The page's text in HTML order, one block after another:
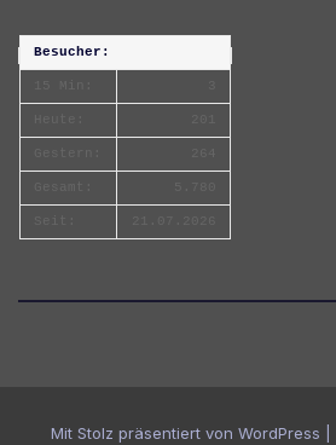
Besucher:
Mit Stolz präsentiert von WordPress